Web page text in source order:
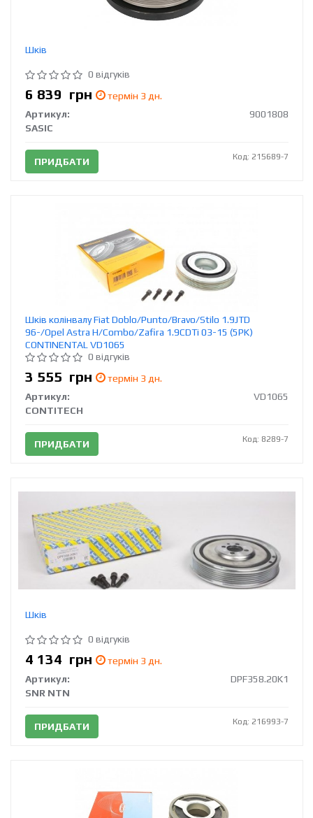
Шків
0 відгуків
6 839 грн
термін 3 дн.
Артикул:
9001808
SASIC
ПРИДБАТИ Код: 215689-7
Шків колінвалу Fiat Doblo/Punto/Bravo/Stilo 1.9JTD
96-/Opel Astra H/Combo/Zafira 1.9CDTi 03-15 (5PK)
CONTINENTAL VD1065
0 відгуків
3 555 грн
термін 3 дн.
Артикул:
VD1065
CONTITECH
ПРИДБАТИ Код: 8289-7
Шків
0 відгуків
4 134 грн
термін 3 дн.
Артикул:
DPF358.20K1
SNR NTN
ПРИДБАТИ Код: 216993-7